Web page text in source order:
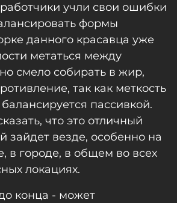
учли свои ошибки
формы
данного красавца уже
метаться между
смело собирать в жир,
так как меткость
пассивкой.
что это отличный
зайдет везде, особенно на
в городе, в общем во всех
локациях.
конца - может